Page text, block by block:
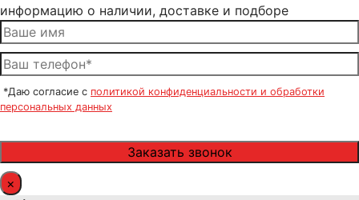
информацию о наличии, доставке и подборе
*Даю согласие с политикой конфиденциальности и обработки
персональных данных
×